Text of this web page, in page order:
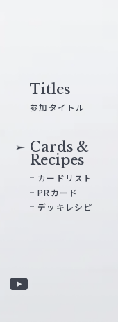
Titles
参加タイトル
Cards &
Recipes
カードリスト
PRカード
デッキレシピ
Y